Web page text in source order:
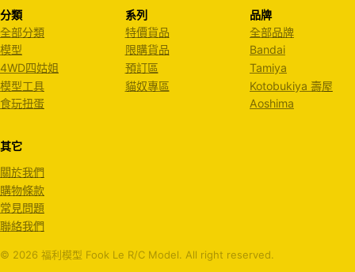
分類
全部分類
模型
4WD四姑姐
模型工具
食玩扭蛋
系列
特價貨品
限購貨品
預訂區
貓奴專區
品牌
全部品牌
Bandai
Tamiya
Kotobukiya 壽屋
Aoshima
其它
關於我們
購物條款
常見問題
聯絡我們
© 2026 福利模型 Fook Le R/C Model. All right reserved.